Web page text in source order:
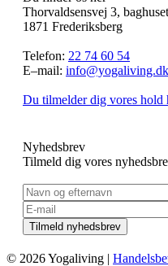
Thorvaldsensvej 3, baghuset
1871 Frederiksberg
Telefon: 22 74 60 54
E–mail: info@yogaliving.dk
Du tilmelder dig vores hold
Nyhedsbrev
Tilmeld dig vores
© 2026 Yogaliving |